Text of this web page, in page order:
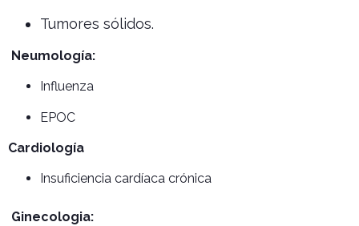
Tumores sólidos.
Neumología:
Influenza
EPOC
Cardiología
Insuficiencia cardíaca crónica
Ginecologia: